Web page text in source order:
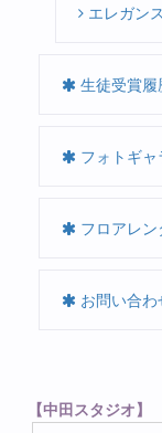
エレガン
生徒受賞履
フォトギャ
フロアレ
お問い合わ
【中田スタジオ】